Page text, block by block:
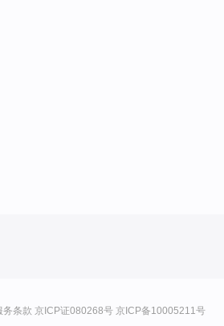
务条款 京ICP证080268号 京ICP备10005211号